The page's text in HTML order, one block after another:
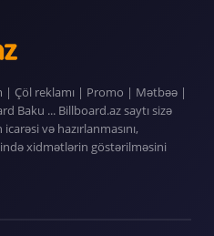
Çöl reklamı | Promo | Mətbəə |
Baku ... Billboard.az saytı sizə
və hazırlanmasını,
xidmətlərin göstərilməsini